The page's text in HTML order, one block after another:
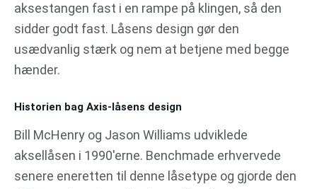
aksestangen fast i en rampe på klingen, så den
sidder godt fast. Låsens design gør den
usædvanlig stærk og nem at betjene med begge
hænder.
Historien bag Axis-låsens design
Bill McHenry og Jason Williams udviklede
aksellåsen i 1990'erne. Benchmade erhvervede
senere eneretten til denne låsetype og gjorde den